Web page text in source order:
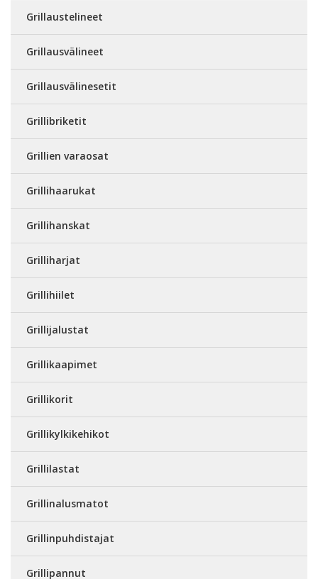
Grillaustelineet
Grillausvälineet
Grillausvälinesetit
Grillibriketit
Grillien varaosat
Grillihaarukat
Grillihanskat
Grilliharjat
Grillihiilet
Grillijalustat
Grillikaapimet
Grillikorit
Grillikylkikehikot
Grillilastat
Grillinalusmatot
Grillinpuhdistajat
Grillipannut